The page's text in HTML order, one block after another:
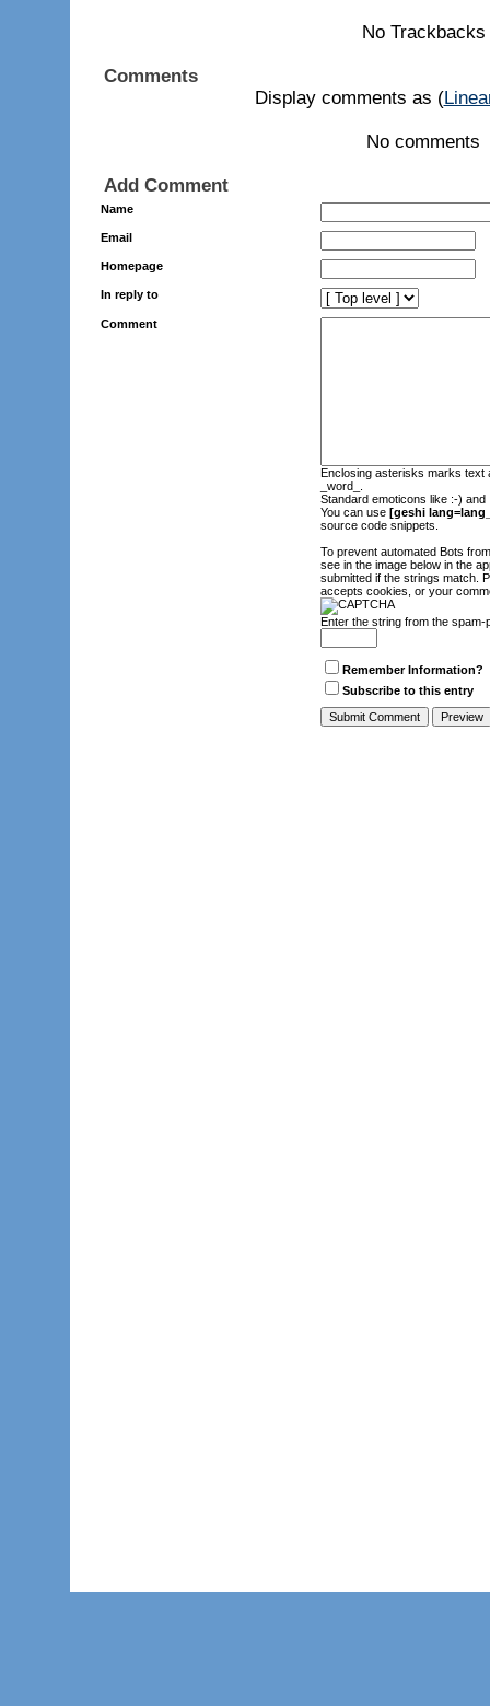
No Trackbacks
Comments
Display comments as (
No comments
Add Comment
Name
Email
Homepage
In reply to
Comment
Enclosing asterisks marks text
_word_.
Standard emoticons like :-)
You can use [geshi
source code snippets.
To prevent automated Bots
see in the image below in the
submitted if the strings match.
accepts cookies, or your
Enter the string from the spam-
Remember Information?
Subscribe to this entry